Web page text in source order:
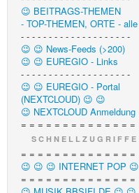
😉 BEITRAGS-THEMEN
- TOP-THEMEN, ORTE - alle
- - - - - - - - - - - - - - - - - - - -
😉 😉 News-Feeds (>200)
😉 😉 EUREGIO - Links
- - - - - - - - - - - - - - - - - - - -
😉 😉 EUREGIO - Portal
(NEXTCLOUD) 😉 😉
😉 NEXTCLOUD Anmeldung
= = = = = = = = = = = = = =
S C H N E L L Z U G R I F F E
= = = = = = = = = = = = = =
😉 😉 😉 INTERNET POP 😉
= = = = = = = = = = = = = =